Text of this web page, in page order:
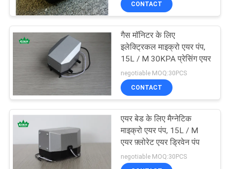
इलेक्ट्रिक गुब्बारा हवा पंप
रक्त दबाव हवा पंप
CONTACT
गैस मॉनिटर के लिए
इलेक्ट्रिकल माइक्रो एयर पंप,
15L / M 30KPA प्रेसिंग एयर
negotiable MOQ:30PCS
CONTACT
एयर बेड के लिए मैग्नेटिक
माइक्रो एयर पंप, 15L / M
एयर फ़्लोरेट एयर ड्रिवेन पंप
negotiable MOQ:30PCS